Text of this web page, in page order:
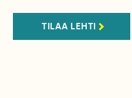
TILAA LEHTI